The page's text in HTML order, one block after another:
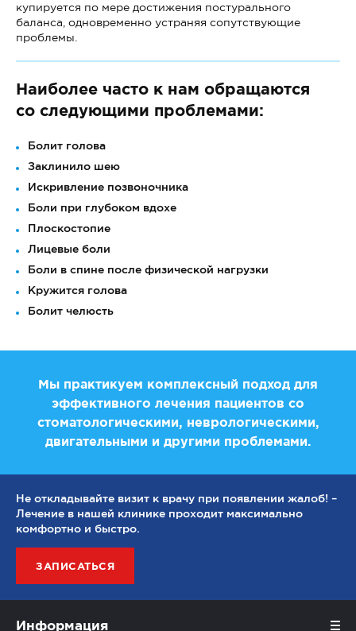
купируется по мере достижения постурального
баланса, одновременно устраняя сопутствующие
проблемы.
Наиболее часто к нам обращаются
со следующими проблемами:
Болит голова
Заклинило шею
Искривление позвоночника
Боли при глубоком вдохе
Плоскостопие
Лицевые боли
Боли в спине после физической нагрузки
Кружится голова
Болит челюсть
Мы практикуем комплексный подход для
эффективного лечения пациентов со
стоматологическими, неврологическими,
двигательными и другими проблемами.
Не откладывайте визит к врачу при появлении жалоб! –
Лечение в нашей клинике проходит максимально
комфортно и быстро.
ЗАПИСАТЬСЯ
Информация